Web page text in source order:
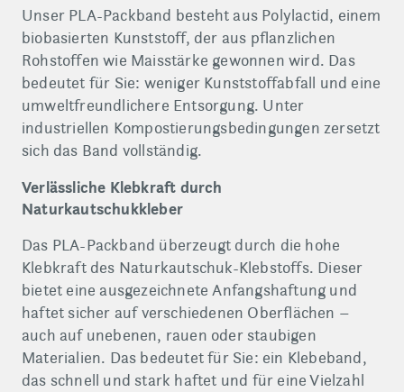
Unser PLA-Packband besteht aus Polylactid, einem
biobasierten Kunststoff, der aus pflanzlichen
Rohstoffen wie Maisstärke gewonnen wird. Das
bedeutet für Sie: weniger Kunststoffabfall und eine
umweltfreundlichere Entsorgung. Unter
industriellen Kompostierungsbedingungen zersetzt
sich das Band vollständig.
Verlässliche Klebkraft durch
Naturkautschukkleber
Das PLA-Packband überzeugt durch die hohe
Klebkraft des Naturkautschuk-Klebstoffs. Dieser
bietet eine ausgezeichnete Anfangshaftung und
haftet sicher auf verschiedenen Oberflächen –
auch auf unebenen, rauen oder staubigen
Materialien. Das bedeutet für Sie: ein Klebeband,
das schnell und stark haftet und für eine Vielzahl